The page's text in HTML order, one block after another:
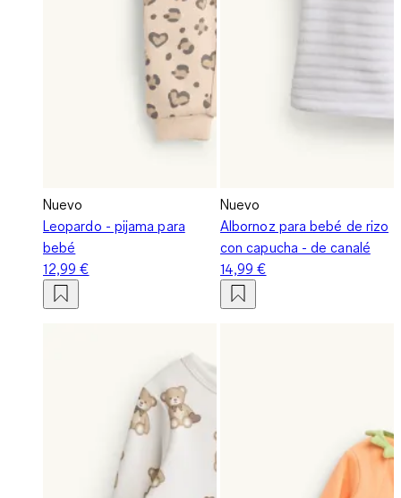
Nuevo
Leopardo - pijama para
bebé
12,99 €
Nuevo
Albornoz para bebé de rizo
con capucha - de canalé
14,99 €